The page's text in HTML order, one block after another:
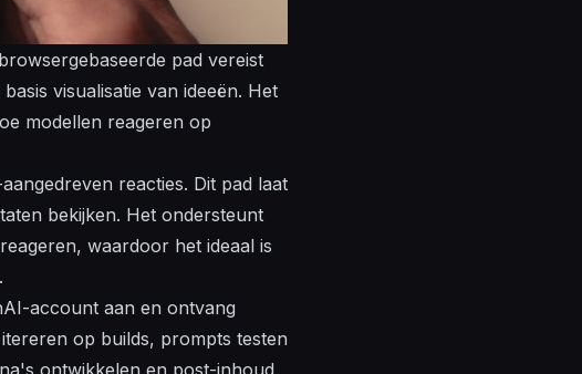
pad vereist
visualisatie van ideeën. Het
modellen reageren op
reacties. Dit pad laat
bekijken. Het ondersteunt
reageren, waardoor het ideaal is
account aan en ontvang
op builds, prompts testen
ontwikkelen en post-inhoud